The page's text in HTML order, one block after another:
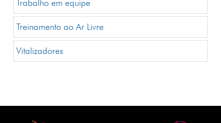
Trabalho em equipe
Treinamento ao Ar Livre
Vitalizadores